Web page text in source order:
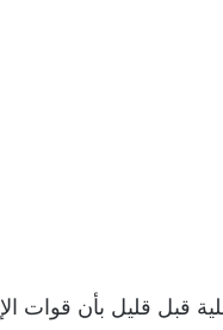
قبل قليل بأن قوات